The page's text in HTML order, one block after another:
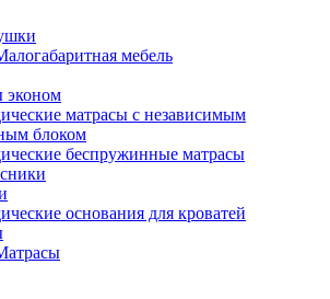
мебель
эконом
матрасы с независимым
блоком
беспружинные матрасы
основания для кроватей